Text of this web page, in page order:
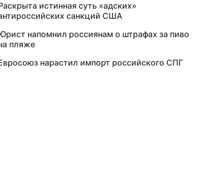
истинная суть «адских»
санкций США
напомнил россиянам о штрафах за пиво
пляже
нарастил импорт российского СПГ